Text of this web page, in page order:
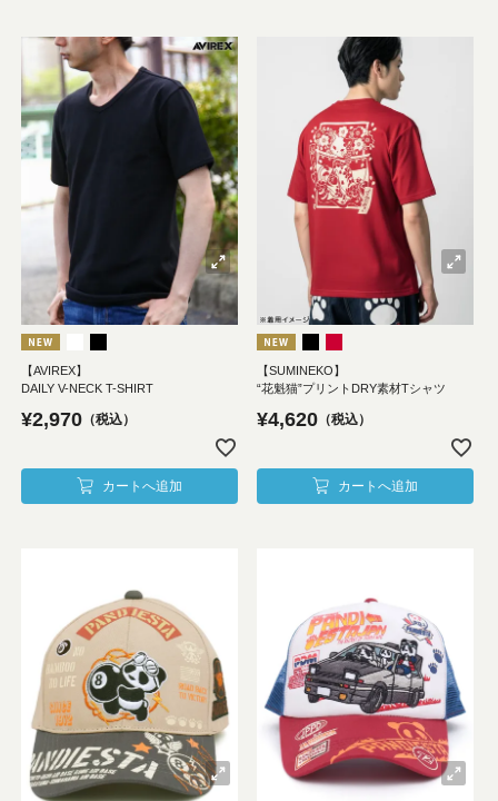
【AVIREX】
DAILY V-NECK T-SHIRT
¥2,970 税込
カートへ追加
【SUMINEKO】
“花魁猫”プリントDRY素材Tシャツ
¥4,620 税込
カートへ追加